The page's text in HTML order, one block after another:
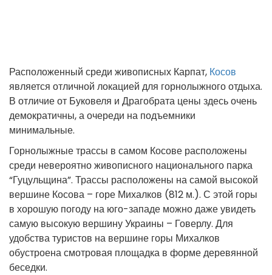
Расположенный среди живописных Карпат, Косов
является отличной локацией для горнолыжного отдыха.
В отличие от Буковеля и Драгобрата цены здесь очень
демократичны, а очереди на подъемники
минимальные.
Горнолыжные трассы в самом Косове расположены
среди невероятно живописного национального парка
“Гуцульщина”. Трассы расположены на самой высокой
вершине Косова – горе Михалков (812 м.). С этой горы
в хорошую погоду на юго-западе можно даже увидеть
самую высокую вершину Украины – Говерлу. Для
удобства туристов на вершине горы Михалков
обустроена смотровая площадка в форме деревянной
беседки.